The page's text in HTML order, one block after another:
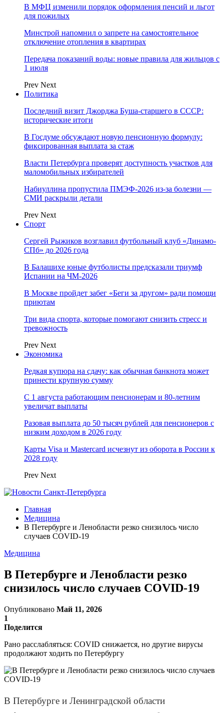
В МФЦ изменили порядок оформления пенсий и льгот
для пожилых
Минстрой напомнил о запрете на самостоятельное
отключение отопления в квартирах
Передача показаний воды: новые правила для жильцов с
1 июля
Prev Next
Политика
Последний визит Джорджа Буша-старшего в СССР:
исторические итоги
В Госдуме обсуждают новую пенсионную формулу:
фиксированная выплата за стаж
Власти Петербурга проверят доступность участков для
маломобильных избирателей
Набиуллина пропустила ПМЭФ-2026 из-за болезни —
СМИ раскрыли детали
Prev Next
Спорт
Сергей Рыжиков возглавил футбольный клуб «Динамо-
СПб» до 2026 года
В Балашихе юные футболисты предсказали триумф
Испании на ЧМ-2026
В Москве пройдет забег «Беги за другом» ради помощи
приютам
Три вида спорта, которые помогают снизить стресс и
тревожность
Prev Next
Экономика
Редкая купюра на сдачу: как обычная банкнота может
принести крупную сумму
С 1 августа работающим пенсионерам и 80-летним
увеличат выплаты
Разовая выплата до 50 тысяч рублей для пенсионеров с
низким доходом в 2026 году
Карты Visa и Mastercard исчезнут из оборота в России к
2028 году
Prev Next
Главная
Медицина
В Петербурге и Ленобласти резко снизилось число
случаев COVID-19
Медицина
В Петербурге и Ленобласти резко
снизилось число случаев COVID-19
Опубликовано Май 11, 2026
1
Поделится
Рано расслабляться: COVID снижается, но другие вирусы
продолжают ходить по Петербургу
В Петербурге и Ленинградской области